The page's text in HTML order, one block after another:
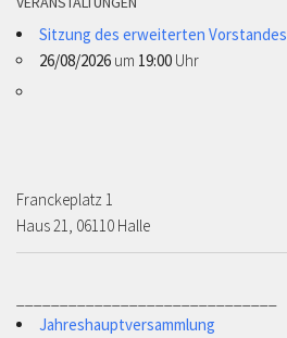
Sitzung des erweiterten Vorstandes
26/08/2026 um 19:00 Uhr
Franckeplatz 1 ­­­­
Haus 21, 06110 Halle
Jahreshauptversammlung